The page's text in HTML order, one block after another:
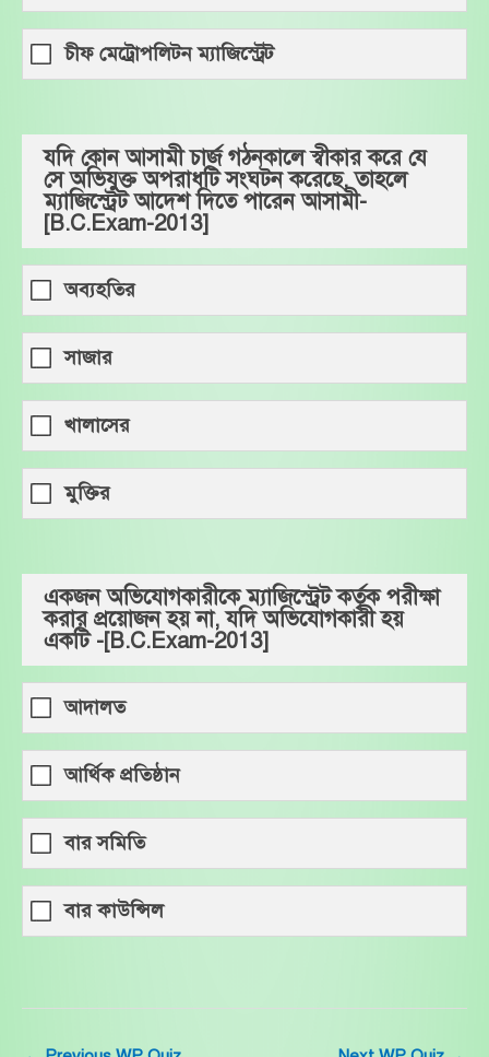
চীফ মেট্রোপলিটন ম্যাজিস্ট্রেট
যদি কোন আসামী চার্জ গঠনকালে স্বীকার করে যে
সে অভিযুক্ত অপরাধটি সংঘটন করেছে, তাহলে
ম্যাজিস্ট্রেট আদেশ দিতে পারেন আসামী-
[B.C.Exam-2013]
অব্যহতির
সাজার
খালাসের
মুক্তির
একজন অভিযোগকারীকে ম্যাজিস্ট্রেট কর্তৃক পরীক্ষা
করার প্রয়োজন হয় না, যদি অভিযোগকারী হয়
একটি -[B.C.Exam-2013]
আদালত
আর্থিক প্রতিষ্ঠান
বার সমিতি
বার কাউন্সিল